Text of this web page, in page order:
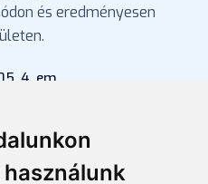
és eredményesen
4. em.